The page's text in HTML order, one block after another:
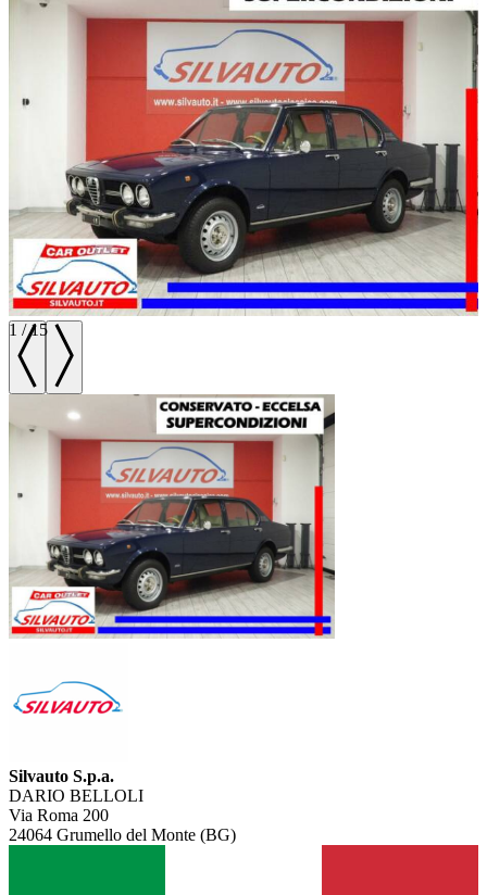
1 /15
Silvauto S.p.a.
DARIO BELLOLI
Via Roma 200
24064 Grumello del Monte (BG)